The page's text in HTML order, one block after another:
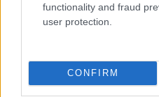
functionality and fraud
user protection.
CONFIRM